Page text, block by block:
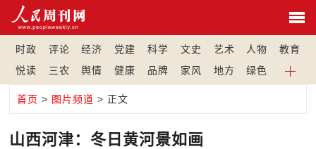
时政 评论 经济 党建 科学 文史 艺术 人物
教育
悦读
三农 舆情 健康 品牌 家风 地方 绿色
首页 > 图片频道 > 正文
山西河津：冬日黄河景如画